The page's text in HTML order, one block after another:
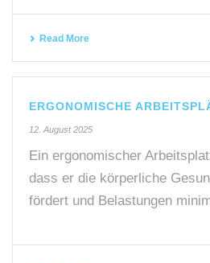
Read More
ERGONOMISCHE
12. August 2025
Ein ergonomischer
dass er die körperliche
fördert und Belastungen